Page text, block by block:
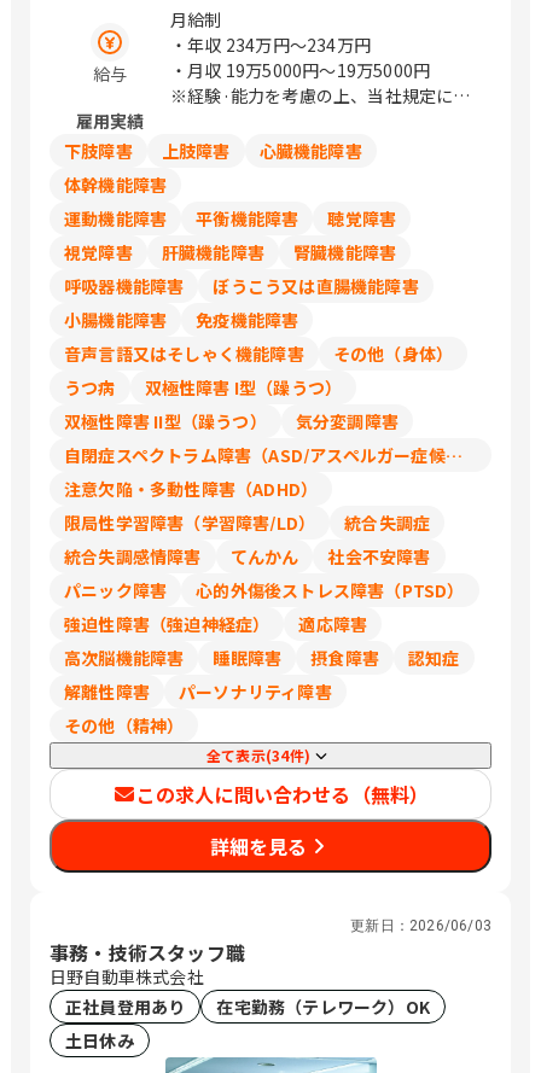
御池、福知山、高の原、大阪、箕面船場
阪大前、枚方市、なかもず、東岸和田、
明石、姫路、西宮北口、和歌山市、三本
松口、乃木、北長瀬、倉敷、下祇園、櫛
知、祇園、小倉、西鉄久留米、佐賀、平
給与
月給制
・年収 234万円〜234万円
・月収 19万5000円〜19万5000円
※経験·能力を考慮の上、当社規定によ
賞与：業績により変動
評価を決定します。本人の資格と職務に
応じています。
雇用実績
下肢障害
上肢障害
心臓機能障害
体幹機能障害
運動機能障害
平衡機能障害
聴覚障害
視覚障害
肝臓機能障害
腎臓機能障害
呼吸器機能障害
ぼうこう又は直腸機能障害
小腸機能障害
免疫機能障害
音声言語又はそしゃく機能障害
その他（身体）
うつ病
双極性障害 I型（躁うつ）
双極性障害 II型（躁うつ）
気分変調障害
自閉症スペクトラム障害（ASD/アスペルガー症候群/広汎性発達障害）
注意欠陥・多動性障害（ADHD）
限局性学習障害（学習障害/LD）
統合失調症
統合失調感情障害
てんかん
社会不安障害
パニック障害
心的外傷後ストレス障害（PTSD）
強迫性障害（強迫神経症）
適応障害
高次脳機能障害
睡眠障害 摂食障害
認知症
解離性障害
パーソナリティ障害
その他（精神）
全て表示(34件)
この求人に問い合わせる（無料）
詳細を見る
更新日： 2026/06/03
事務・技術スタッフ職
日野自動車株式会社
正社員登用あり
在宅勤務（テレワーク）OK
土日休み